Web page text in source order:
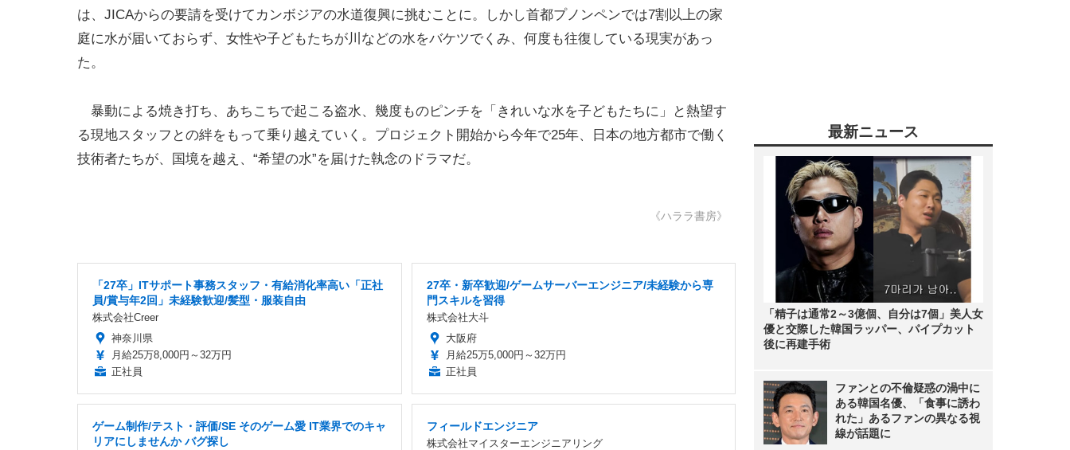
は、JICAからの要請を受けてカンボジアの水道復興に挑むことに。しかし首都プノンペンでは7割以上の家
庭に水が届いておらず、女性や子どもたちが川などの水をバケツでくみ、何度も往復している現実があっ
た。
暴動による焼き打ち、あちこちで起こる盗水、幾度ものピンチを「きれいな水を子どもたちに」と熱望す
る現地スタッフとの絆をもって乗り越えていく。プロジェクト開始から今年で25年、日本の地方都市で働く
技術者たちが、国境を越え、“希望の水”を届けた執念のドラマだ。
《ハララ書房》
「27卒」ITサポート事務スタッフ・有給消化率高い「正社
員/賞与年2回」未経験歓迎/髪型・服装自由
株式会社Creer
神奈川県
月給25万8,000円～32万円
正社員
27卒・新卒歓迎/ゲームサーバーエンジニア/未経験から専
門スキルを習得
株式会社大斗
大阪府
月給25万5,000円～32万円
正社員
ゲーム制作/テスト・評価/SE そのゲーム愛 IT業界でのキャ
リアにしませんか バグ探し
フィールドエンジニア
株式会社マイスターエンジニアリング
最新ニュース
「精子は通常2～3億個、自分は7個」美人女
優と交際した韓国ラッパー、パイプカット
後に再建手術
ファンとの不倫疑惑の渦中に
ある韓国名優、「食事に誘わ
れた」あるファンの異なる視
線が話題に